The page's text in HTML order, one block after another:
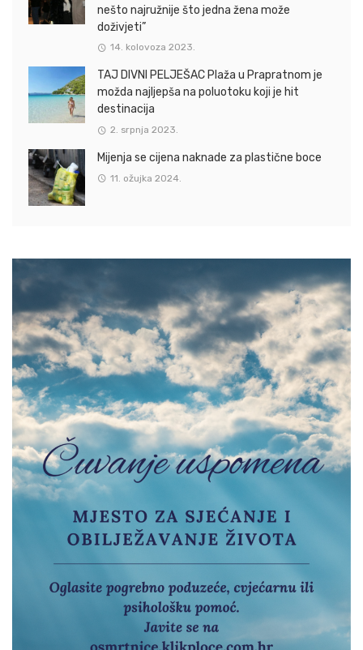
nešto najružnije što jedna žena može
doživjeti”
14. kolovoza 2023.
TAJ DIVNI PELJEŠAC Plaža u Prapratnom je
možda najljepša na poluotoku koji je hit
destinacija
2. srpnja 2023.
Mijenja se cijena naknade za plastične boce
11. ožujka 2024.